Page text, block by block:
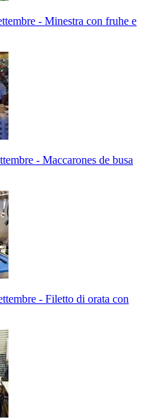
- Minestra con fruhe e
- Maccarones de busa
- Filetto di orata con